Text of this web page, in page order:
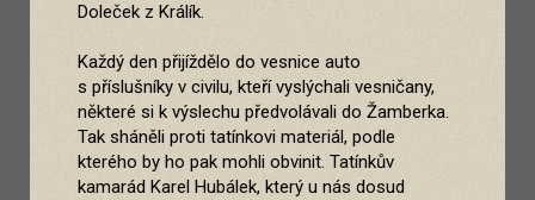
Doleček z Králík.
Každý den přijíždělo do vesnice auto
s příslušníky v civilu, kteří vyslýchali vesničany,
některé si k výslechu předvolávali do Žamberka.
Tak sháněli proti tatínkovi materiál, podle
kterého by ho pak mohli obvinit. Tatínkův
kamarád Karel Hubálek, který u nás dosud